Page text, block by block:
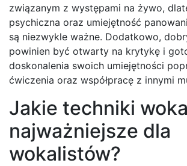
związanym z występami na żywo,
psychiczna oraz umiejętność
są niezwykle ważne. Dodatkowo,
powinien być otwarty na krytykę i
doskonalenia swoich umiejętności
ćwiczenia oraz współpracę z innymi
Jakie techniki
najważniejsze dla
wokalistów?